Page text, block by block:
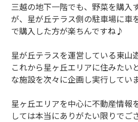
三越の地下一階でも、野菜を購入
が、星が丘テラス側の駐車場に車
で購入した方が楽ちんですね♪
星が丘テラスを運営している東山
これから星ヶ丘エリアに住みたい
な施設を次々に企画し実行していま
星ヶ丘エリアを中心に不動産情報
しては本当にありがたい限りでご